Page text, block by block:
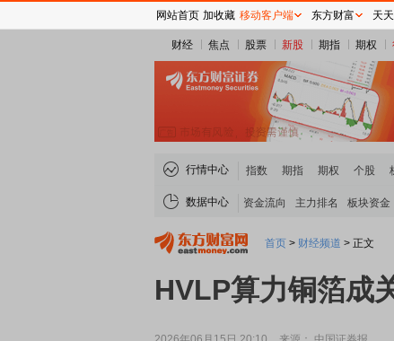
财经 焦点 股票 新股 期指 期权
行情中心 指数 期指 期权 个股
数据中心 资金流向 主力排名 板块资金
首页 > 财经频道 > 正文
HVLP算力铜箔成
网站首页 加收藏 移动客户端 东方财富 天